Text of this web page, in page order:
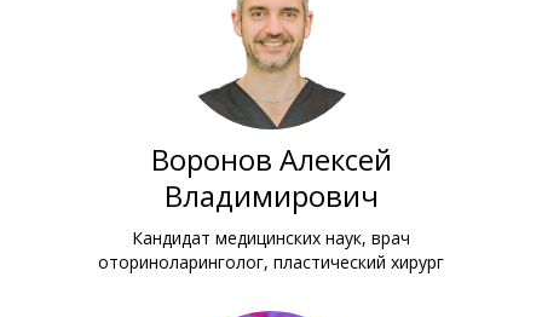
Воронов Алексей
Владимирович
Кандидат медицинских наук, врач
оториноларинголог, пластический хирург